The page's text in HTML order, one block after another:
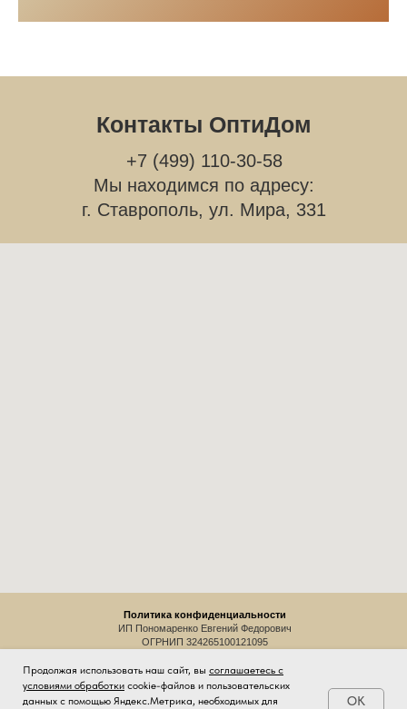
Продолжая использовать наш сайт, вы соглашаетесь с
условиями обработки cookie-файлов и пользовательских
данных с помощью Яндекс.Метрика, необходимых для
OK